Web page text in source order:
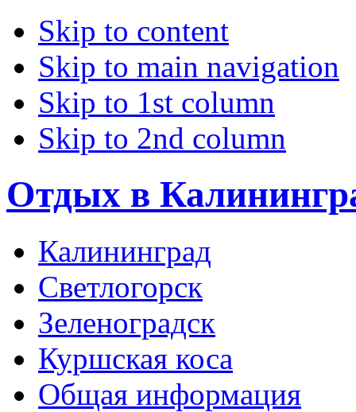
Skip to content
Skip to main navigation
Skip to 1st column
Skip to 2nd column
Отдых в
Калининград
Светлогорск
Зеленоградск
Куршская коса
Общая информация